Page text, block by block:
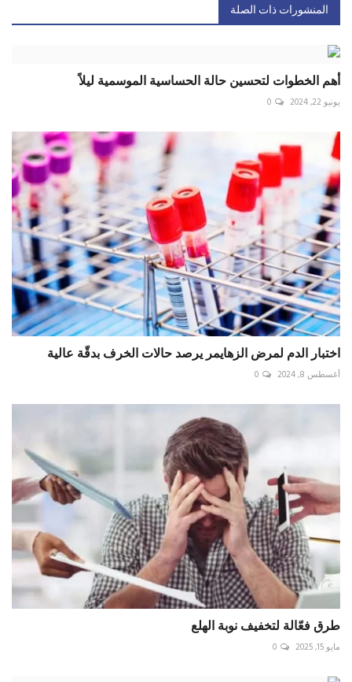
المنشورات ذات الصلة
أهم الخطوات لتحسين حالة الحساسية الموسمية ليلاً
يونيو 22, 2024 0
اختبار الدم لمرض الزهايمر يرصد حالات الخرف بدقّة عالية
أغسطس 8, 2024 0
طرق فعّالة لتخفيف نوبة الهلع
مايو 15, 2025 0